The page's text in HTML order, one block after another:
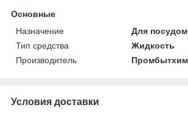
Основные
Назначение
Для
Тип средства
Жидкость
Производитель
Промбытхим
Условия доставки